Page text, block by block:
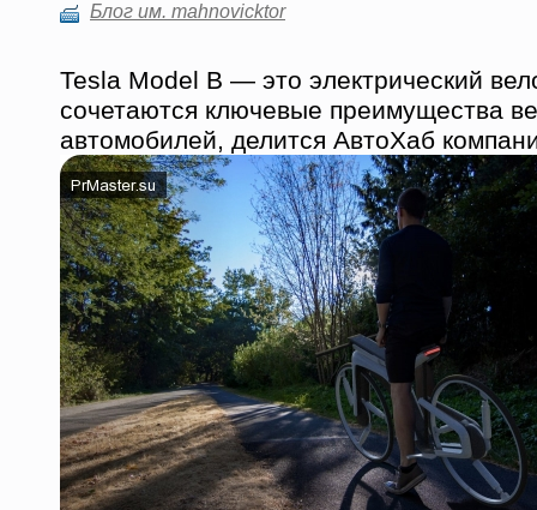
Блог им. mahnovicktor
Tesla Model B — это электрический
сочетаются ключевые преимущества
автомобилей, делится АвтоХаб